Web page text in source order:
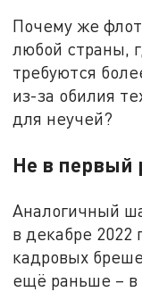
Почему же
любой страны,
требуются
из-за обилия
для неучей?
Не в первый
Аналогичный
в декабре 2022
кадровых
ещё раньше – в